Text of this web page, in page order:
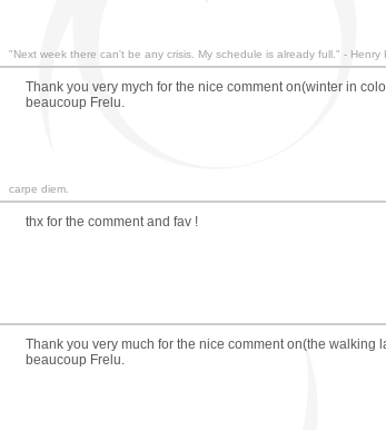
"Next week there can't be any crisis. My schedule is already full." - Henry
Thank you very mych for the nice comment on(winter in
beaucoup Frelu.
carpe diem.
thx for the comment and fav !
Thank you very much for the nice comment on(the walking
beaucoup Frelu.